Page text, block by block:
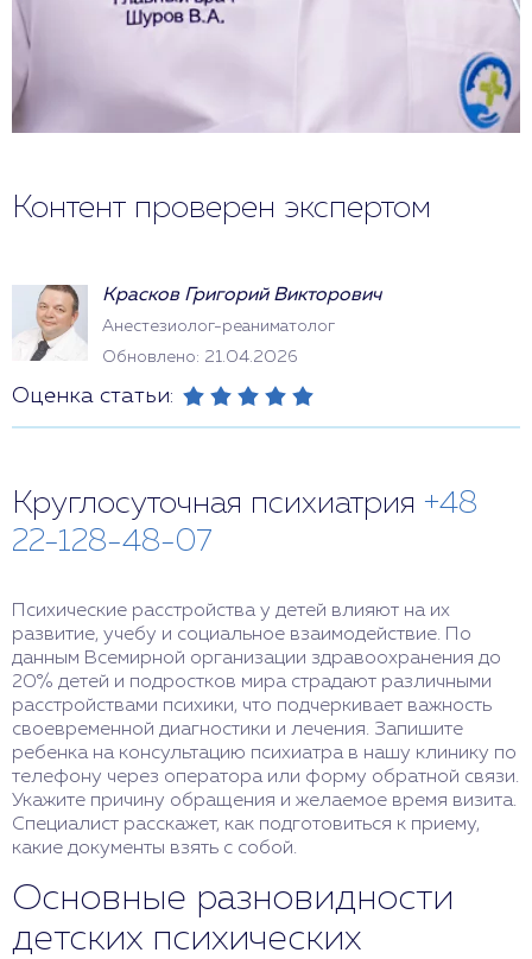
Контент проверен экспертом
Красков Григорий Викторович
Анестезиолог-реаниматолог
Обновлено: 21.04.2026
Оценка статьи:
Круглосуточная психиатрия +48
22-128-48-07
Психические расстройства у детей влияют на их
развитие, учебу и социальное взаимодействие. По
данным Всемирной организации здравоохранения до
20% детей и подростков мира страдают различными
расстройствами психики, что подчеркивает важность
своевременной диагностики и лечения. Запишите
ребенка на консультацию психиатра в нашу клинику по
телефону через оператора или форму обратной связи.
Укажите причину обращения и желаемое время визита.
Специалист расскажет, как подготовиться к приему,
какие документы взять с собой.
Основные разновидности
детских психических